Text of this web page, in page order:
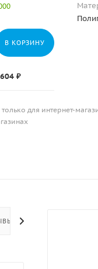
В КОРЗИНУ
604 ₽
для интернет-